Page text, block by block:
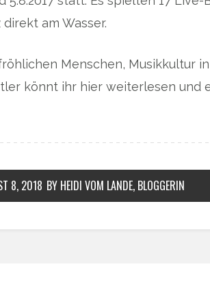
direkt am Wasser.
Menschen, Musikkultur
könnt ihr hier weiterlesen und
8, 2018 BY HEIDI VOM LANDE, BLOGGERIN